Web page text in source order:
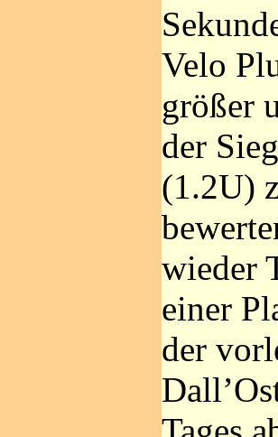
Velo
größer
der
(1.2U)
wieder
einer
der